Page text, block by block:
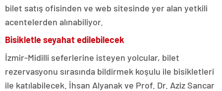
bilet satış ofisinden ve web sitesinde yer alan yetkili
acentelerden alınabiliyor.
Bisikletle seyahat edilebilecek
İzmir-Midilli seferlerine isteyen yolcular, bilet
rezervasyonu sırasında bildirmek koşulu ile bisikletleri
ile katılabilecek. İhsan Alyanak ve Prof. Dr. Aziz Sancar